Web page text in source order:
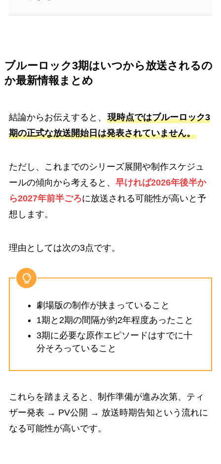
ブルーロック3期はいつから放送されるの
か最新情報まとめ
結論からお伝えすると、 現時点ではブルーロック3
期の正式な放送開始日は発表されていません。
ただし、これまでのシリーズ展開や制作スケジュ
ールの傾向から考えると、 早ければ2026年後半か
ら2027年前半ごろに放送される可能性が高いと予
想します。
理由としては次の3点です。
劇場版の制作が挟まっていること
1期と2期の間隔が約2年程度あったこと
3期に必要な原作エピソードはすでに十
分そろっていること
これらを踏まえると、制作準備が進み次第、ティ
ザー発表 → PV公開 → 放送時期告知という流れに
なる可能性が高いです。